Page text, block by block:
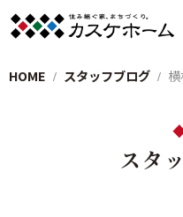
HOME スタッフブログ 横
スタ